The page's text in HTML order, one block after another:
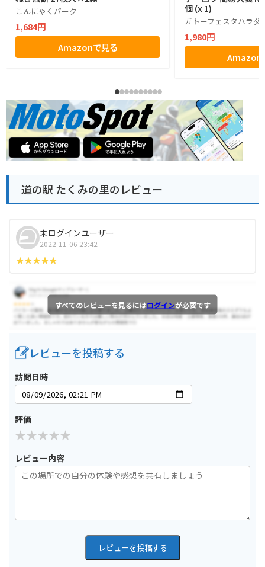
こんにゃくパーク
1,684円
Amazonで見る
個 (x 1)
ガトーフェスタハラダ
1,980円
Amazon
道の駅 たくみの里のレビュー
未ログインユーザー
2022-11-06 23:42
すべてのレビューを見るにはログインが必要です
レビューを投稿する
訪問日時
評価
レビュー内容
レビューを投稿する